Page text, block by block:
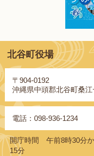
北谷町役場
〒904-0192
沖縄県中頭郡北谷町桑
電話：098-936-1234
開庁時間 午前8時30分
15分